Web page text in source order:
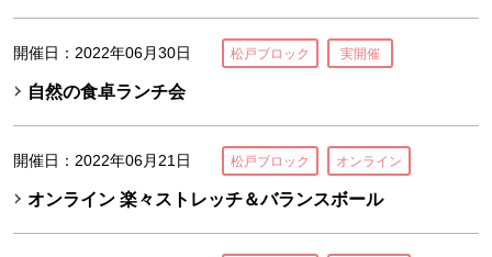
開催日：2022年06月30日 松戸ブロック 実開催
自然の食卓ランチ会
開催日：2022年06月21日 松戸ブロック オンライン
オンライン 楽々ストレッチ＆バランスボール